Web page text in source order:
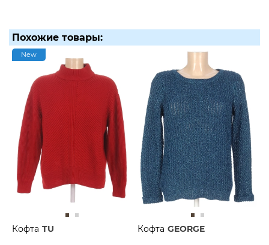
Похожие товары:
New
Кофта TU Кофта GEORGE